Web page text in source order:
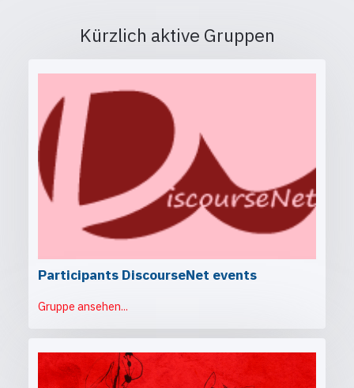
Kürzlich aktive Gruppen
Participants DiscourseNet events
Gruppe ansehen...